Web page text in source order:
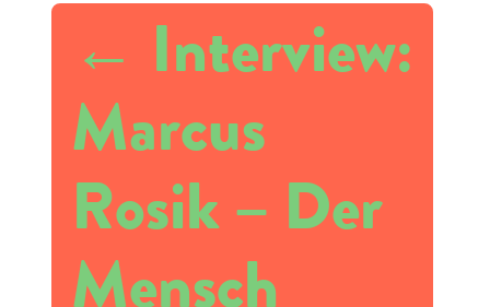
← Interview:
Marcus
Rosik – Der
Mensch